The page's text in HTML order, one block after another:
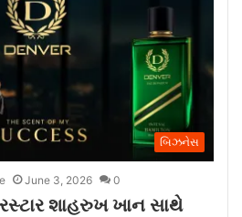
બિઝનેસ
June 3, 2026 0
શાહરુખ ખાન સાથે